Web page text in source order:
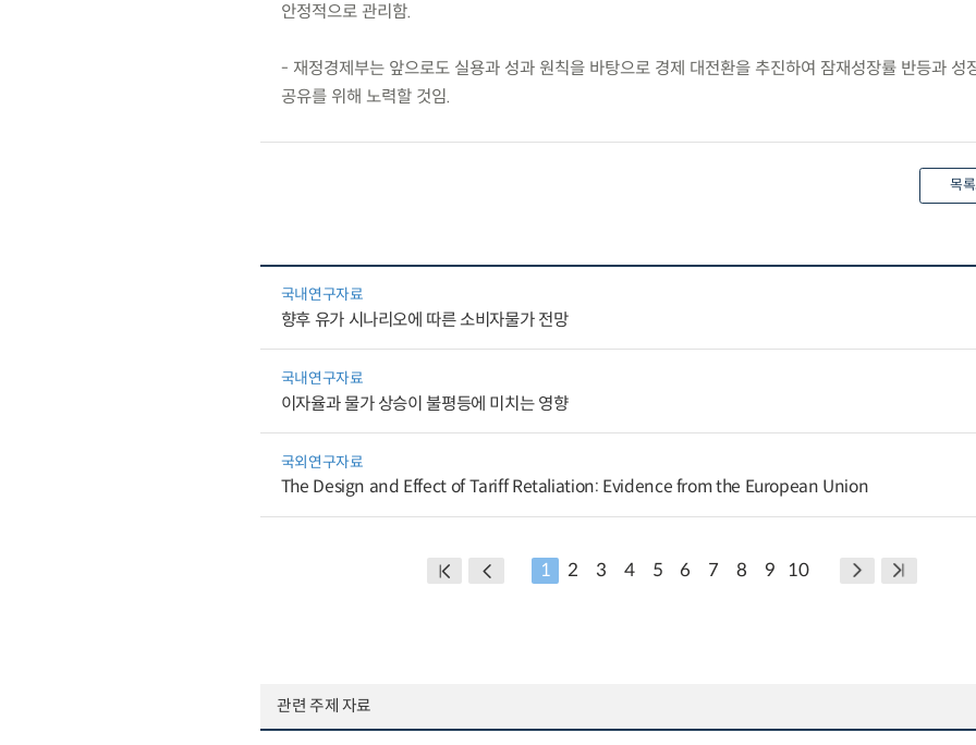
안정적으로 관리함.
- 재정경제부는 앞으로도 실용과 성과 원칙을 바탕으로 경제 대전환을 추진하여 잠재성장률 반등과 성
공유를 위해 노력할 것임.
목록
국내연구자료
향후 유가 시나리오에 따른 소비자물가 전망
국내연구자료
이자율과 물가 상승이 불평등에 미치는 영향
국외연구자료
The Design and Effect of Tariff Retaliation: Evidence from the European Union
1 2 3 4 5 6 7 8 9 10
관련 주제 자료